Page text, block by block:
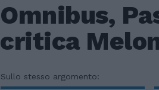
Omnibus,
critica
Sullo stesso argomento: